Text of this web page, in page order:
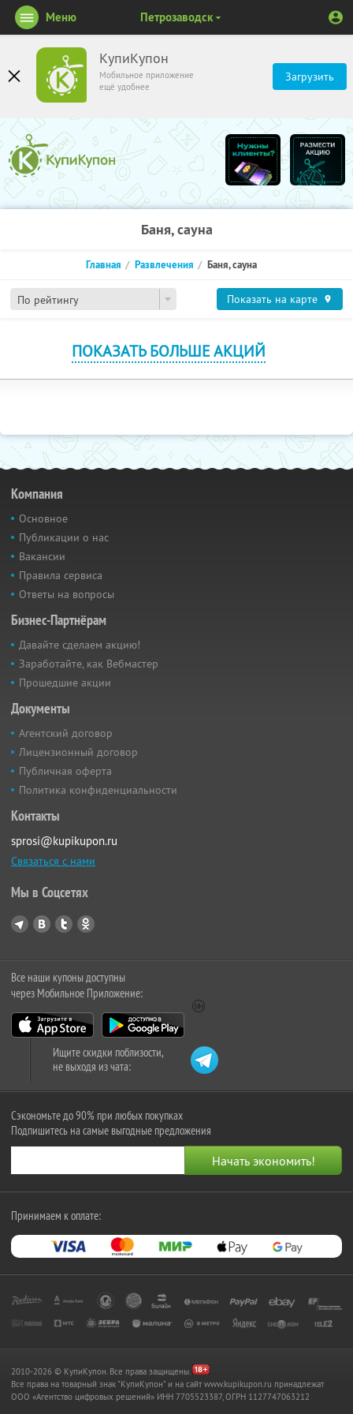
КупиКупон
Мобильное приложение
ещё удобнее
Загрузить
Меню Петрозаводск
Баня, сауна
По рейтингу
Главная Развлечения Баня, сауна
Показать на карте
ПОКАЗАТЬ БОЛЬШЕ АКЦИЙ
Компания
Основное
Публикации о нас
Вакансии
Правила сервиса
Ответы на вопросы
Бизнес-Партнёрам
Давайте сделаем акцию!
Заработайте, как Вебмастер
Прошедшие акции
Документы
Агентский договор
Лицензионный договор
Публичная оферта
Политика конфиденциальности
Контакты
sprosi@kupikupon.ru
Связаться с нами
Мы в Соцсетях
Все наши купоны доступны
через Мобильное Приложение:
Ищите скидки поблизости,
не выходя из чата:
Сэкономьте до 90% при любых покупках
Подпишитесь на самые выгодные предложения
Принимаем к оплате:
2010-2026 © КупиКупон. Все права защищены.
Все права на товарный знак "КупиКупон" и на сайт www.kupikupon.ru принадлежат
OOO «Агентство цифровых решений» ИНН 7705523387, ОГРН 1127747063212